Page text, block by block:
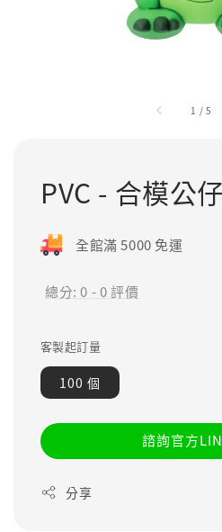
1 /5
PVC - 合模公仔
全館滿 5000 免運
總分:0 -0評價
客製起訂量
100 個
諮詢官方
分享